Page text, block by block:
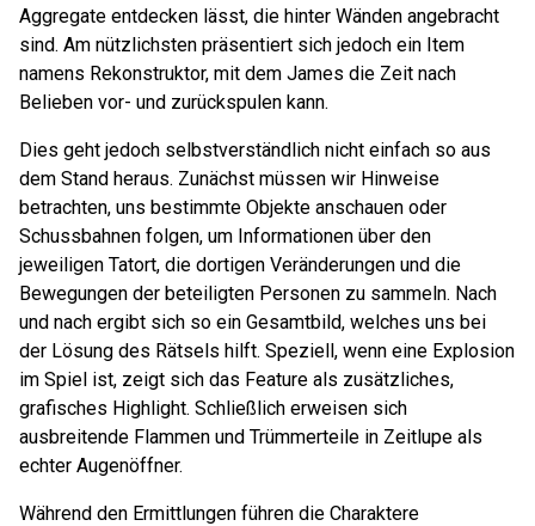
Aggregate entdecken lässt, die hinter Wänden angebracht
sind. Am nützlichsten präsentiert sich jedoch ein Item
namens Rekonstruktor, mit dem James die Zeit nach
Belieben vor- und zurückspulen kann.
Dies geht jedoch selbstverständlich nicht einfach so aus
dem Stand heraus. Zunächst müssen wir Hinweise
betrachten, uns bestimmte Objekte anschauen oder
Schussbahnen folgen, um Informationen über den
jeweiligen Tatort, die dortigen Veränderungen und die
Bewegungen der beteiligten Personen zu sammeln. Nach
und nach ergibt sich so ein Gesamtbild, welches uns bei
der Lösung des Rätsels hilft. Speziell, wenn eine Explosion
im Spiel ist, zeigt sich das Feature als zusätzliches,
grafisches Highlight. Schließlich erweisen sich
ausbreitende Flammen und Trümmerteile in Zeitlupe als
echter Augenöffner.
Während den Ermittlungen führen die Charaktere